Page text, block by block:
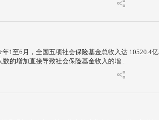
6月，全国五项社会保险基金总收入达 10520.4亿
的增加直接导致社会保险基金收入的增...